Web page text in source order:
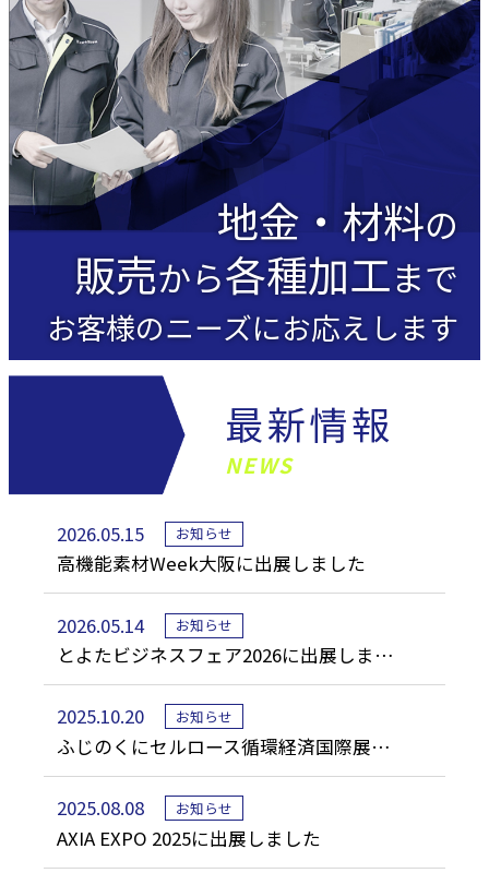
地金・材料の
販売から各種加工まで
お客様のニーズにお応えします
最新情報
NEWS
2026.05.15 お知らせ
高機能素材Week大阪に出展しました
2026.05.14 お知らせ
とよたビジネスフェア2026に出展しま…
2025.10.20 お知らせ
ふじのくにセルロース循環経済国際展…
2025.08.08 お知らせ
AXIA EXPO 2025に出展しました